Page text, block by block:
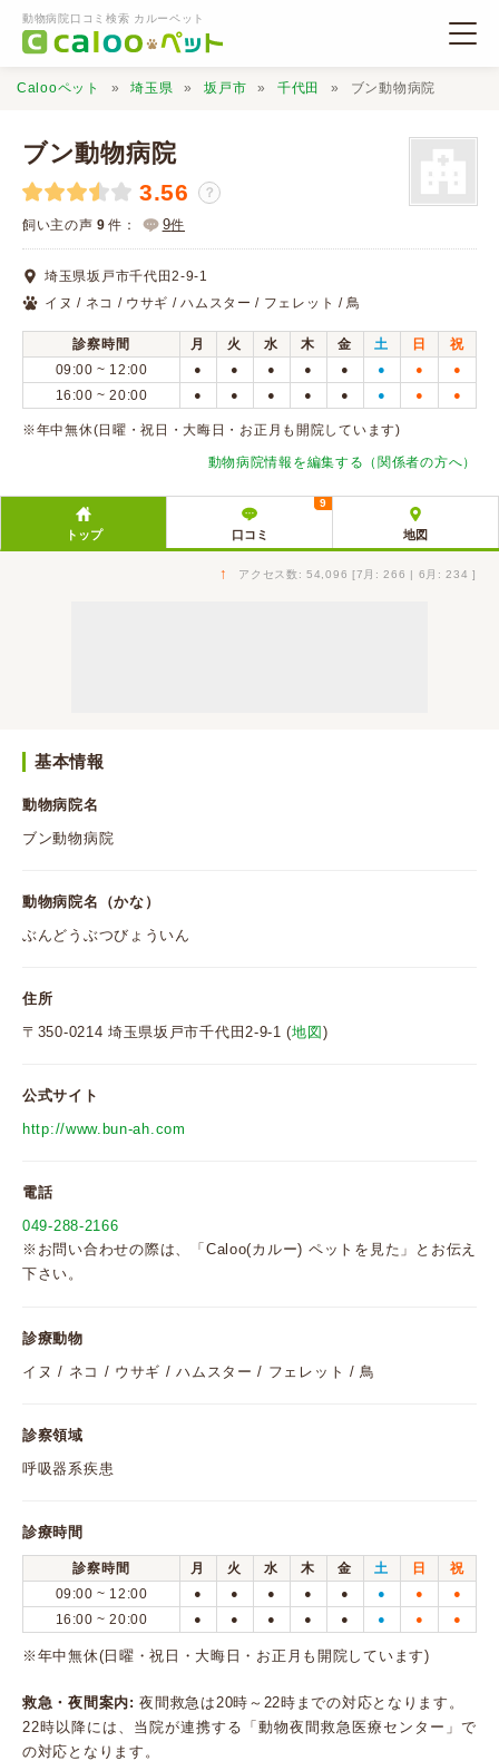
動物病院口コミ検索 カルーペット
動物病院検索
口コミ検索
Calooペットとは？
口コミ投稿
Calooペット 埼玉県 坂戸市 千代田 ブン動物病院
ブン動物病院
3.56 ？
飼い主の声 9 件： 9件
埼玉県坂戸市千代田2-9-1
イヌ / ネコ / ウサギ / ハムスター / フェレット / 鳥
診察時間 月 火 水 木 金 土 日
祝
09:00 ~ 12:00
● ● ● ● ● ● ● ●
16:00 ~ 20:00 ● ● ● ● ● ● ● ●
※年中無休(日曜・祝日・大晦日・お正月も開院しています)
動物病院情報を編集する（関係者の方へ）
トップ 口コミ
9
地図
↑ アクセス数: 54,096 [7月: 266 | 6月: 234 ]
基本情報
動物病院名
ブン動物病院
動物病院名（かな）
ぶんどうぶつびょういん
住所
〒350-0214 埼玉県坂戸市千代田2-9-1 (地図 )
公式サイト
http://www.bun-ah.com
電話
049-288-2166
※お問い合わせの際は、「Caloo(カルー) ペットを見た」とお伝え
下さい。
診療動物
イヌ / ネコ / ウサギ / ハムスター / フェレット / 鳥
診察領域
呼吸器系疾患
診療時間
診察時間 月 火 水 木 金 土 日
祝
09:00 ~ 12:00
● ● ● ● ● ● ● ●
16:00 ~ 20:00 ● ● ● ● ● ● ● ●
※年中無休(日曜・祝日・大晦日・お正月も開院しています)
救急・夜間案内:夜間救急は20時～22時までの対応となります。
22時以降には、当院が連携する「動物夜間救急医療センター」で
の対応となります。